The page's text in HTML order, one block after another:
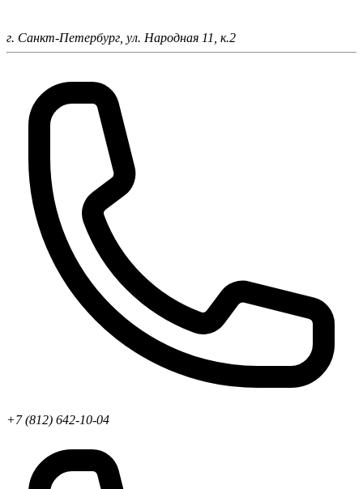
г. Санкт-Петербург, ул. Народная 11, к.2
+7 (812) 642-10-04